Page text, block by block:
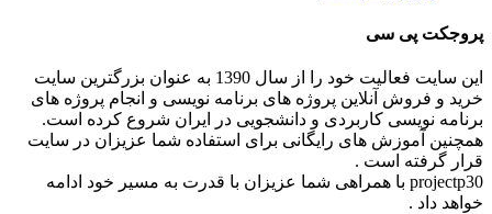
پروجکت پی سی
این سایت فعالیت خود را از سال 1390 به عنوان بزرگترین سایت
خرید و فروش آنلاین پروژه های برنامه نویسی و انجام پروژه های
برنامه نویسی کاربردی و دانشجویی در ایران شروع کرده است.
همچنین آموزش های رایگانی برای استفاده شما عزیزان در سایت
قرار گرفته است .
projectp30 با همراهی شما عزیزان با قدرت به مسیر خود ادامه
خواهد داد .